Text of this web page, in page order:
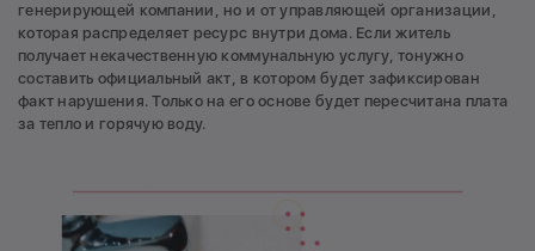
генерирующей компании, но и от управляющей организации,
которая распределяет ресурс внутри дома. Если житель
получает некачественную коммунальную услугу, тонужно
составить официальный акт, в котором будет зафиксирован
факт нарушения. Только на его основе будет пересчитана плата
за тепло и горячую воду.